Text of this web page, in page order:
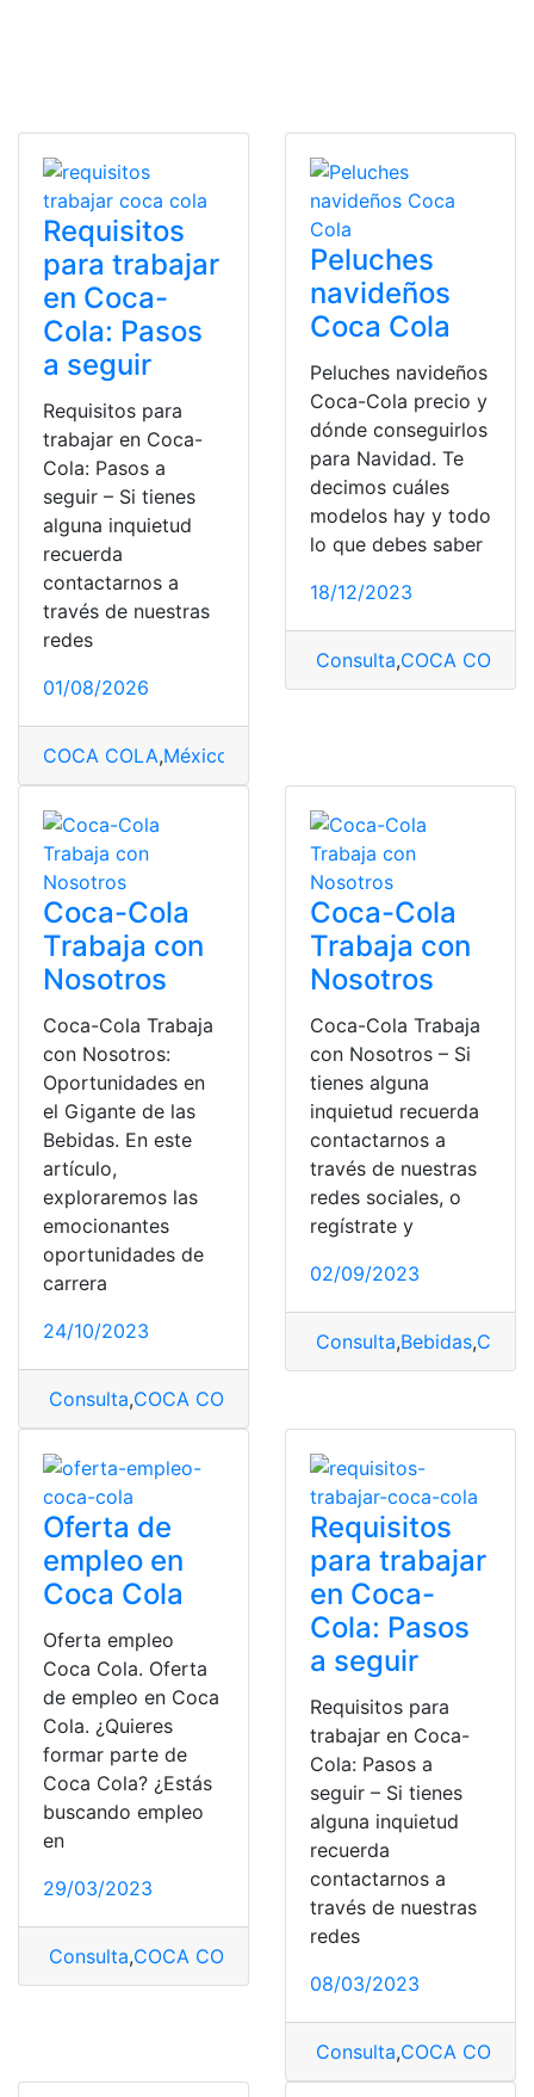
Requisitos
para trabajar
en Coca-
Cola: Pasos
a seguir
Requisitos para
trabajar en Coca-
Cola: Pasos a
seguir – Si tienes
alguna inquietud
recuerda
contactarnos a
través de nuestras
redes
01/08/2026
COCA COLA,México
Peluches
navideños
Coca Cola
Peluches navideños
Coca-Cola precio y
dónde conseguirlos
para Navidad. Te
decimos cuáles
modelos hay y todo
lo que debes saber
18/12/2023
Consulta,COCA COLA
Coca-Cola
Trabaja con
Nosotros
Coca-Cola Trabaja
con Nosotros:
Oportunidades en
el Gigante de las
Bebidas. En este
artículo,
exploraremos las
emocionantes
oportunidades de
carrera
24/10/2023
Consulta,COCA COLA
Coca-Cola
Trabaja con
Nosotros
Coca-Cola Trabaja
con Nosotros – Si
tienes alguna
inquietud recuerda
contactarnos a
través de nuestras
redes sociales, o
regístrate y
02/09/2023
Consulta,Bebidas,
Oferta de
empleo en
Coca Cola
Oferta empleo
Coca Cola. Oferta
de empleo en Coca
Cola. ¿Quieres
formar parte de
Coca Cola? ¿Estás
buscando empleo
en
29/03/2023
Consulta,COCA COLA
Requisitos
para trabajar
en Coca-
Cola: Pasos
a seguir
Requisitos para
trabajar en Coca-
Cola: Pasos a
seguir – Si tienes
alguna inquietud
recuerda
contactarnos a
través de nuestras
redes
08/03/2023
Consulta,COCA COLA